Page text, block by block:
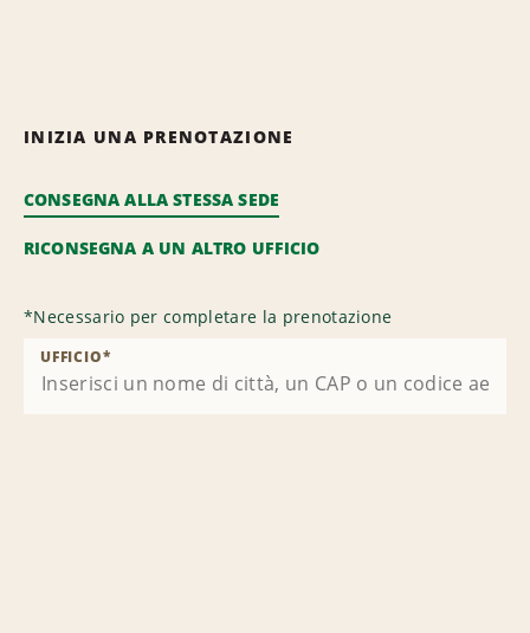
INIZIA UNA PRENOTAZIONE
CONSEGNA ALLA STESSA SEDE
RICONSEGNA A UN ALTRO UFFICIO
*Necessario per completare la prenotazione
UFFICIO*